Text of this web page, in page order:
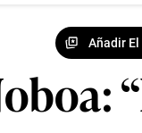
Añadir